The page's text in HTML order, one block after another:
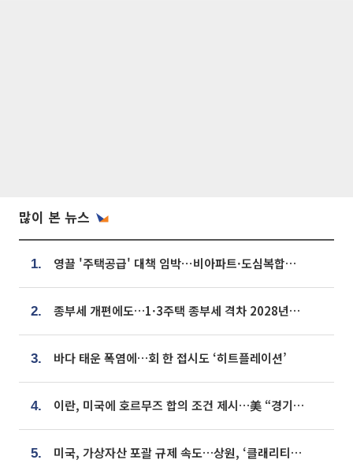
많이 본 뉴스
1. 영끌 '주택공급' 대책 임박⋯비아파트·도심복합까지 총동원
2. 종부세 개편에도…1·3주택 종부세 격차 2028년부터 확대
3. 바다 태운 폭염에…회 한 접시도 ‘히트플레이션’
4. 이란, 미국에 호르무즈 합의 조건 제시…美 “경기 아직 안 끝나” [종합]
5. 미국, 가상자산 포괄 규제 속도…상원, ‘클래리티법’ 9월 절차투표 추진